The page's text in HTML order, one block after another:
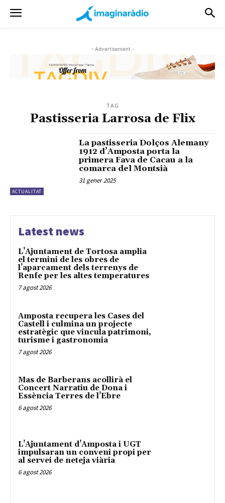
- Advertisement -
TAG
Pastisseria Larrosa de Flix
ACTUALITAT
La pastisseria Dolços Alemany
1912 d’Amposta porta la
primera Fava de Cacau a la
comarca del Montsià
31 gener 2025
Latest news
L’Ajuntament de Tortosa amplia
el termini de les obres de
l’aparcament dels terrenys de
Renfe per les altes temperatures
7 agost 2026
Amposta recupera les Cases del
Castell i culmina un projecte
estratègic que vincula patrimoni,
turisme i gastronomia
7 agost 2026
Mas de Barberans acollirà el
Concert Narratiu de Dona i
Essència Terres de l’Ebre
6 agost 2026
L’Ajuntament d’Amposta i UGT
impulsaran un conveni propi per
al servei de neteja viària
6 agost 2026